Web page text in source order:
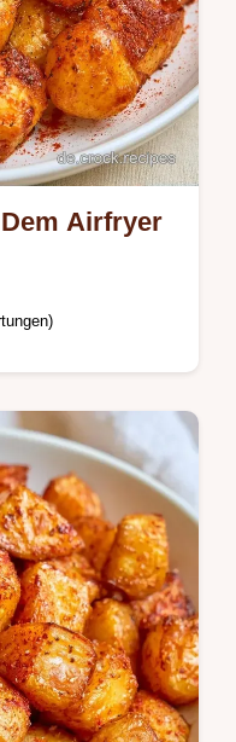
Airfryer
gelingen so
die Schritte
In 30